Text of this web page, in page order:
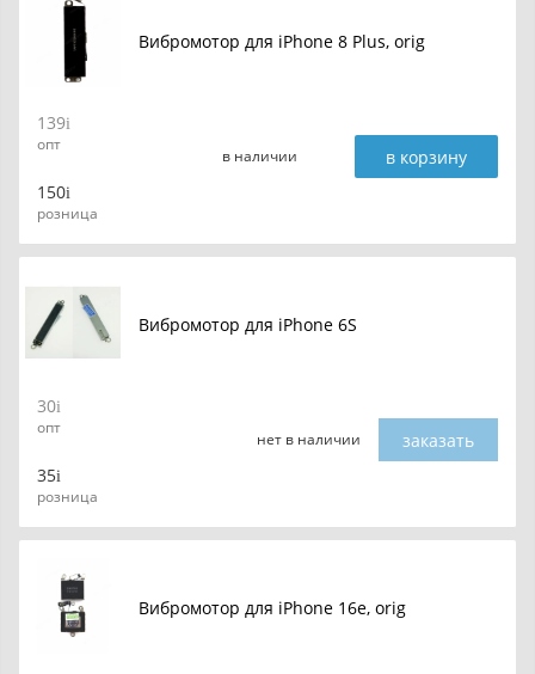
Вибромотор для iPhone 8 Plus, orig
139
опт
150
розница
в наличии в корзину
Вибромотор для iPhone 6S
30
опт
35
розница
нет в наличии заказать
Вибромотор для iPhone 16e, orig